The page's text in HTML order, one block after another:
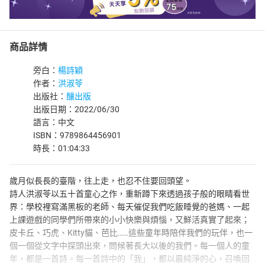
商品詳情
旁白： 楊詩穎
作者： 洪淑苓
出版社： 釀出版
出版日期：2022/06/30
語言：中文
ISBN：9789864456901
時長：01:04:33
歲月似長長的臺階，往上走，也忍不住要回頭望。
詩人洪淑苓以五十首童心之作，重新蹲下來透過孩子般的眼睛看世
界：學校裡寫滿黑板的老師、每天催促我們吃飯睡覺的爸媽、一起
上課遊戲的同學們所帶來的小小快樂與煩惱，又鮮活真實了起來；
皮卡丘、巧虎、Kitty貓、芭比……這些童年時陪伴我們的玩伴，也一
個一個從文字中探頭出來，問候著長大以後的我們。每一個人的童
年，都是一首詩。每一首詩中的「我」，都以最純淨的心，召喚回